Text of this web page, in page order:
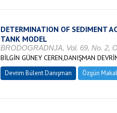
DETERMINATION OF SEDIMENT
TANK MODEL
BRODOGRADNJA, Vol. 69, No. 2,
BİLGİN GÜNEY CEREN,DANIŞMAN
Devrim Bülent Danışman Özgün